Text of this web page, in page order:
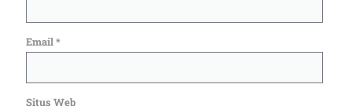
Email*
Situs Web